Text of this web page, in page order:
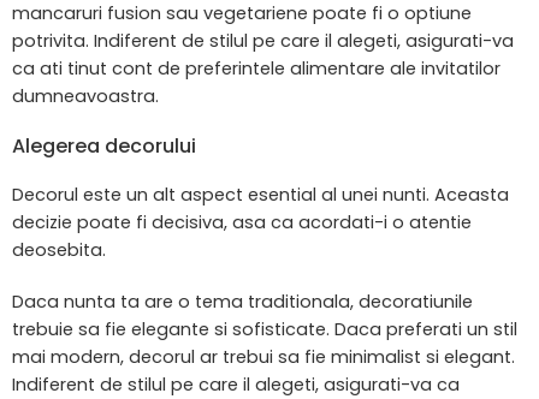
mancaruri fusion sau vegetariene poate fi o optiune
potrivita. Indiferent de stilul pe care il alegeti, asigurati-va
ca ati tinut cont de preferintele alimentare ale invitatilor
dumneavoastra.
Alegerea decorului
Decorul este un alt aspect esential al unei nunti. Aceasta
decizie poate fi decisiva, asa ca acordati-i o atentie
deosebita.
Daca nunta ta are o tema traditionala, decoratiunile
trebuie sa fie elegante si sofisticate. Daca preferati un stil
mai modern, decorul ar trebui sa fie minimalist si elegant.
Indiferent de stilul pe care il alegeti, asigurati-va ca